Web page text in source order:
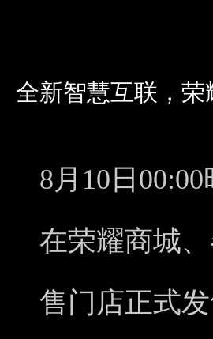
全新智慧互联，荣
8月10日
在荣耀商城
售门店正式